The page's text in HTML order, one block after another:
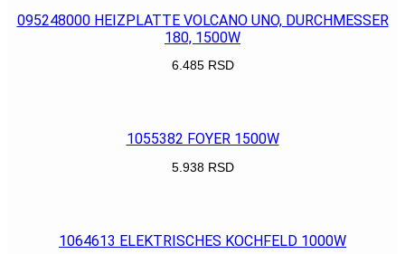
095248000 HEIZPLATTE VOLCANO UNO, DURCHMESSER
180, 1500W
6.485 RSD
1055382 FOYER 1500W
5.938 RSD
1064613 ELEKTRISCHES KOCHFELD 1000W